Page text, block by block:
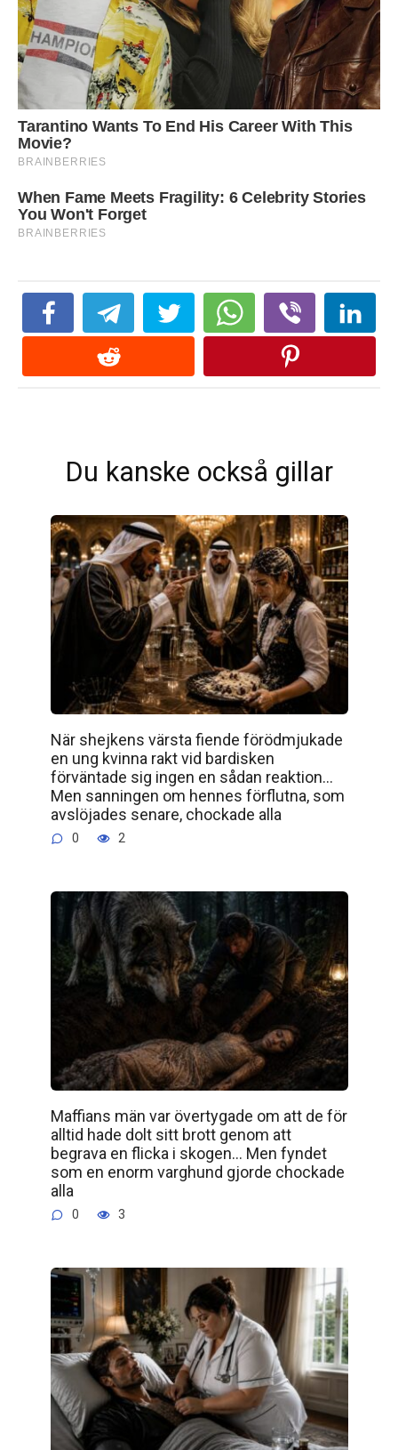
Du kanske också gillar
När shejkens värsta fiende förödmjukade
en ung kvinna rakt vid bardisken
förväntade sig ingen en sådan reaktion…
Men sanningen om hennes förflutna, som
avslöjades senare, chockade alla
0 2
Maffians män var övertygade om att de för
alltid hade dolt sitt brott genom att
begrava en flicka i skogen… Men fyndet
som en enorm varghund gjorde chockade
alla
0 3